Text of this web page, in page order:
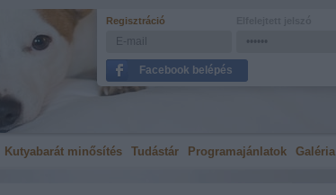
Regisztráció
Facebook belépés
Kutyabarát minősítés Tudástár Programajánlatok Galéria